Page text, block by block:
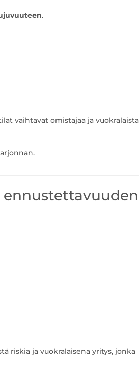
.
vaihtavat omistajaa ja vuokralaista
ennustettavuuden
riskia ja vuokralaisena yritys, jonka